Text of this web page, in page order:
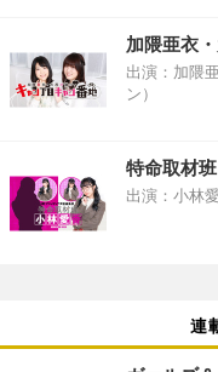
加隈亜衣
出演：加隈
ン）
特命取材
出演：小林
連